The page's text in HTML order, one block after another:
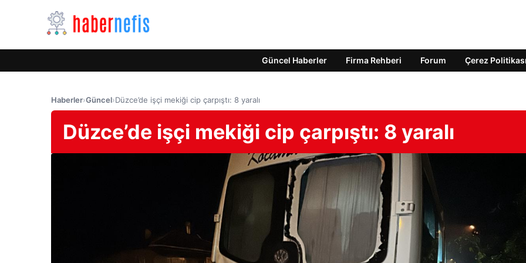
Güncel Haberler Firma Rehberi Forum Çerez
Haberler›Güncel›Düzce’de işçi mekiği cip çarpıştı: 8 yaralı
Düzce’de işçi mekiği cip çarpıştı: 8 yaralı